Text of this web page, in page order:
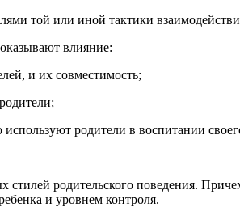
той или иной тактики
влияние:
и их совместимость;
используют родители в воспитании
родительского поведения.
и уровнем контроля.